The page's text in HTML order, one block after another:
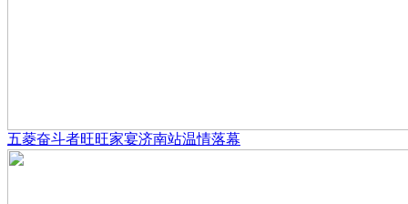
五菱奋斗者旺旺家宴济南站温情落幕